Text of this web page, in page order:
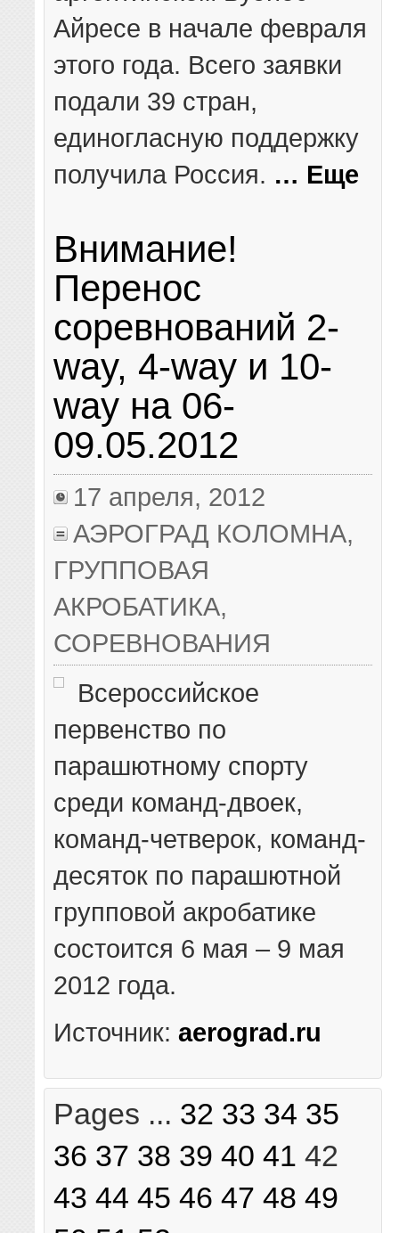
Айресе в начале февраля
этого года. Всего заявки
подали 39 стран,
единогласную поддержку
получила Россия. … Еще
Внимание!
Перенос
соревнований 2-
way, 4-way и 10-
way на 06-
09.05.2012
17 апреля, 2012
АЭРОГРАД КОЛОМНА,
ГРУППОВАЯ
АКРОБАТИКА,
СОРЕВНОВАНИЯ
Всероссийское
первенство по
парашютному спорту
среди команд-двоек,
команд-четверок, команд-
десяток по парашютной
групповой акробатике
состоится 6 мая – 9 мая
2012 года.
Источник:aerograd.ru
Pages ... 32 33 34 35
36 37 38 39 40 41 42
43 44 45 46 47 48 49